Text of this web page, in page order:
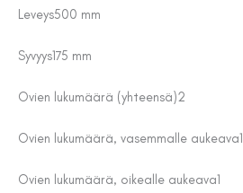
Leveys500 mm
Syvyys175 mm
Ovien lukumäärä (yhteensä)2
Ovien lukumäärä, vasemmalle aukeava1
Ovien lukumäärä, oikealle aukeava1